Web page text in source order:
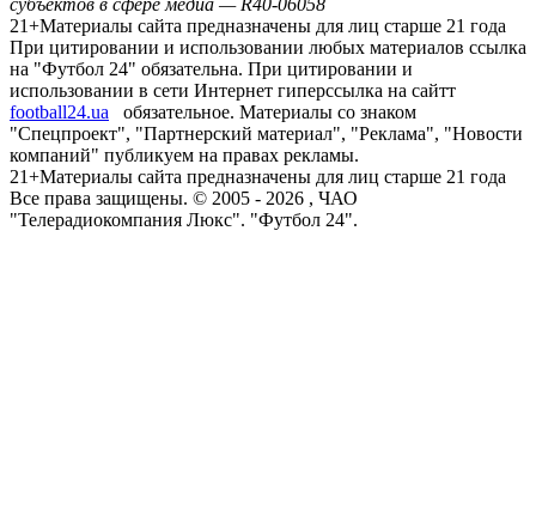
субъектов в сфере медиа — R40-06058
21+Материалы сайта предназначены для лиц старше 21 года
При цитировании и использовании любых материалов ссылка
на "Футбол 24" обязательна. При цитировании и
использовании в сети Интернет гиперссылка на сайтт
football24.ua
обязательное. Материалы со знаком
"Спецпроект", "Партнерский материал", "Реклама", "Новости
компаний" публикуем на правах рекламы.
21+Материалы сайта предназначены для лиц старше 21 года
Все права защищены. © 2005 - 2026 , ЧАО
"Телерадиокомпания Люкс". "Футбол 24".